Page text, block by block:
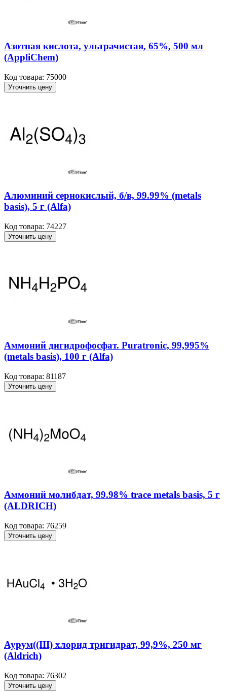
Азотная кислота, ультрачистая, 65%, 500 мл
(AppliChem)
Код товара: 75000
Уточнить цену
Алюминий сернокислый, б/в, 99.99% (metals
basis), 5 г (Alfa)
Код товара: 74227
Уточнить цену
Аммоний дигидрофосфат. Puratronic, 99,995%
(metals basis), 100 г (Alfa)
Код товара: 81187
Уточнить цену
Аммоний молибдат, 99.98% trace metals basis, 5 г
(ALDRICH)
Код товара: 76259
Уточнить цену
Аурум((III) хлорид тригидрат, 99,9%, 250 мг
(Aldrich)
Код товара: 76302
Уточнить цену